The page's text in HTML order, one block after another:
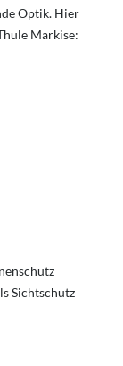
Optik. Hier
Markise:
Sichtschutz